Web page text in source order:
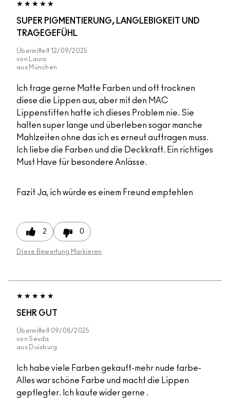
SUPER PIGMENTIERUNG, LANGLEBIGKEIT UND
TRAGEGEFÜHL
Übermittelt 12/09/2025
von Laura
aus München
Ich trage gerne Matte Farben und oft trocknen
diese die Lippen aus, aber mit den MAC
Lippenstiften hatte ich dieses Problem nie. Sie
halten super lange und überleben sogar manche
Mahlzeiten ohne das ich es erneut auftragen muss.
Ich liebe die Farben und die Deckkraft. Ein richtiges
Must Have für besondere Anlässe.
Fazit Ja, ich würde es einem Freund empfehlen
2 0
Diese Bewertung Markieren
SEHR GUT
Übermittelt 09/08/2025
von Sevda
aus Duisburg
Ich habe viele Farben gekauft-mehr nude farbe-
Alles war schöne Farbe und macht die Lippen
gepflegter. Ich kaufe wider gerne .